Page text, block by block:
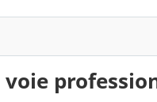
voie